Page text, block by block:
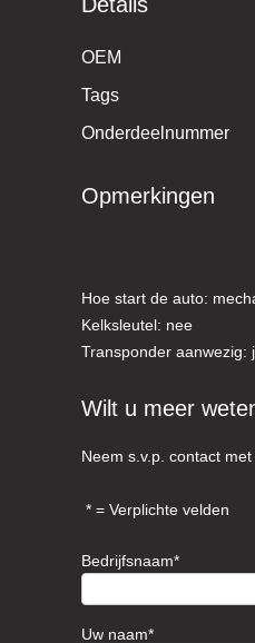
OEM
Tags
Onderdeelnummer
Opmerkingen
Hoe start de auto:
Kelksleutel: nee
Transponder aanwezig:
Wilt u meer
Neem s.v.p. contact
= Verplichte velden
Bedrijfsnaam
Uw naam